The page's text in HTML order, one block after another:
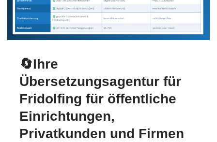
🔄Ihre
Übersetzungsagentur für
Fridolfing für öffentliche
Einrichtungen,
Privatkunden und Firmen